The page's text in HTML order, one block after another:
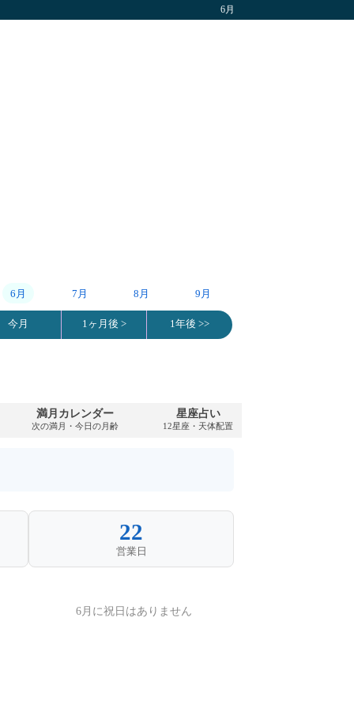
6月
6月 7月 8月 9月
今月 1ヶ月後 > 1年後 >>
満月カレンダー
次の満月・今日の月齢
星座占い
12星座・天体配置
22
営業日
6月に祝日はありません